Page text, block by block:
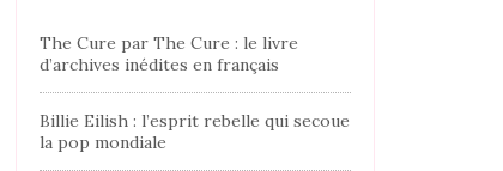
The Cure par The Cure : le livre
d’archives inédites en français
Billie Eilish : l’esprit rebelle qui secoue
la pop mondiale